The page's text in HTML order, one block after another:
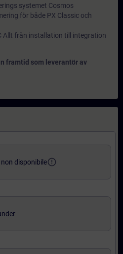
systemet Cosmos
för både PX Classic och
Allt från installation till integration
framtid som leverantör av
disponibileerror_outline